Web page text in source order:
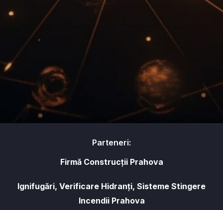
Parteneri:
Firmă Construcții Prahova
Ignifugări, Verificare Hidranți, Sisteme Stingere
Incendii Prahova